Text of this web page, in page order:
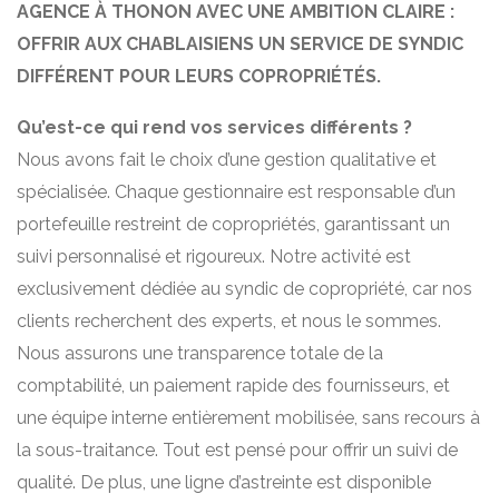
AGENCE À THONON AVEC UNE AMBITION CLAIRE :
OFFRIR AUX CHABLAISIENS UN SERVICE DE SYNDIC
DIFFÉRENT POUR LEURS COPROPRIÉTÉS.
Qu’est-ce qui rend vos services différents ?
Nous avons fait le choix d’une gestion qualitative et
spécialisée. Chaque gestionnaire est responsable d’un
portefeuille restreint de copropriétés, garantissant un
suivi personnalisé et rigoureux. Notre activité est
exclusivement dédiée au syndic de copropriété, car nos
clients recherchent des experts, et nous le sommes.
Nous assurons une transparence totale de la
comptabilité, un paiement rapide des fournisseurs, et
une équipe interne entièrement mobilisée, sans recours à
la sous-traitance. Tout est pensé pour offrir un suivi de
qualité. De plus, une ligne d’astreinte est disponible